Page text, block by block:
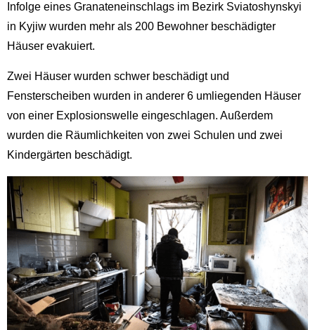
العربية
ITALIANO
Infolge eines Granateneinschlags im Bezirk Sviatoshynskyi
in Kyjiw wurden mehr als 200 Bewohner beschädigter
Häuser evakuiert.
Zwei Häuser wurden schwer beschädigt und
Fensterscheiben wurden in anderer 6 umliegenden Häuser
von einer Explosionswelle eingeschlagen. Außerdem
wurden die Räumlichkeiten von zwei Schulen und zwei
Kindergärten beschädigt.